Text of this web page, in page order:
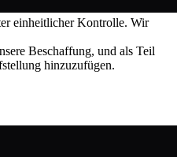
einheitlicher Kontrolle. Wir
Beschaffung, und als Teil
hinzuzufügen.